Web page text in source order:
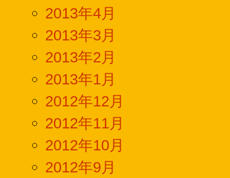
2013年4月
2013年3月
2013年2月
2013年1月
2012年12月
2012年11月
2012年10月
2012年9月